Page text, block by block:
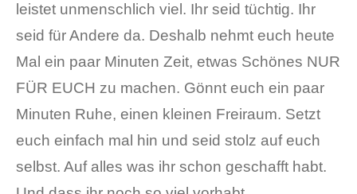
leistet unmenschlich viel. Ihr seid tüchtig. Ihr
seid für Andere da. Deshalb nehmt euch heute
Mal ein paar Minuten Zeit, etwas Schönes NUR
FÜR EUCH zu machen. Gönnt euch ein paar
Minuten Ruhe, einen kleinen Freiraum. Setzt
euch einfach mal hin und seid stolz auf euch
selbst. Auf alles was ihr schon geschafft habt.